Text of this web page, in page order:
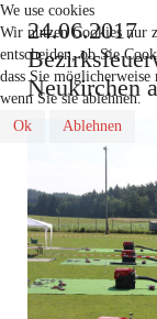
24.06.2017
Neukirchen
We use cookies
Wir nutzen Cookies nur
entscheiden, ob Sie
dass Sie
wenn Sie sie ablehnen.
Ok
Ablehnen